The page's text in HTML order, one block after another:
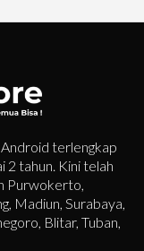
terlengkap
2 tahun. Kini telah
Purwokerto,
Madiun, Surabaya,
Blitar, Tuban,